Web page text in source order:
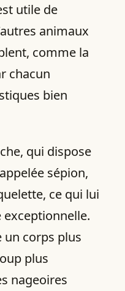
utile de
animaux
comme la
chacun
bien
qui dispose
sépion,
ce qui lui
un corps plus
plus
nageoires